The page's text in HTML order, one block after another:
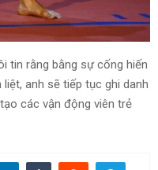
tin rằng bằng sự cống hiến
anh sẽ tiếp tục ghi danh
các vận động viên trẻ